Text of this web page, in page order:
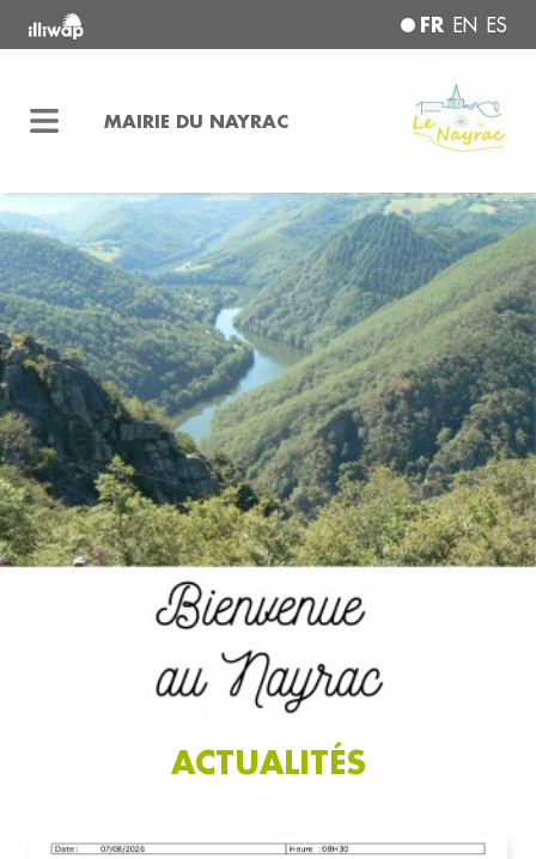
FR EN ES
MAIRIE DU NAYRAC
ACTUALITÉS